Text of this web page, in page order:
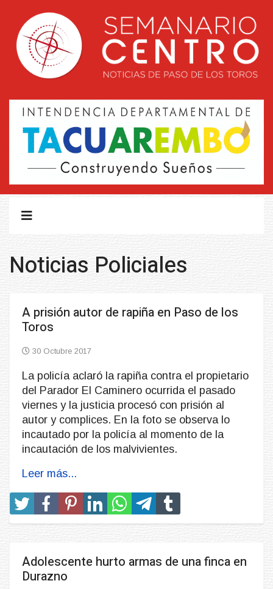
Noticias Policiales
A prisión autor de rapiña en Paso de los
Toros
30 Octubre 2017
La policía aclaró la rapiña contra el propietario
del Parador El Caminero ocurrida el pasado
viernes y la justicia procesó con prisión al
autor y complices. En la foto se observa lo
incautado por la policía al momento de la
incautación de los malvivientes.
Leer más...
Adolescente hurto armas de una finca en
Durazno